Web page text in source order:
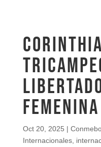
FEMENINA
Oct 20, 2025 |
Internacionales,